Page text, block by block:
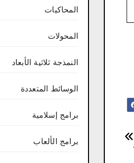
المحاكيات
المحولات
النمذجة ثلاثية الأبعاد
الوسائط المتعددة
برامج إسلامية
برامج الألعاب